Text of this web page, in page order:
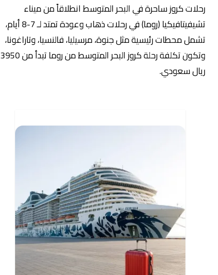
رحلات كروز ساحرة في البحر المتوسط انطلاقاً من ميناء
تشيفيتافيكيا (روما) في رحلات ذهاب وعودة تمتد لـ 7-8 أيام،
تشمل محطات رئيسية مثل جنوة، مرسيليا، فالنسيا، وتاراغونا،
وتكون تكلفة رحلة كروز البحر المتوسط من روما تبدأ من 3950
ريال سعودي.